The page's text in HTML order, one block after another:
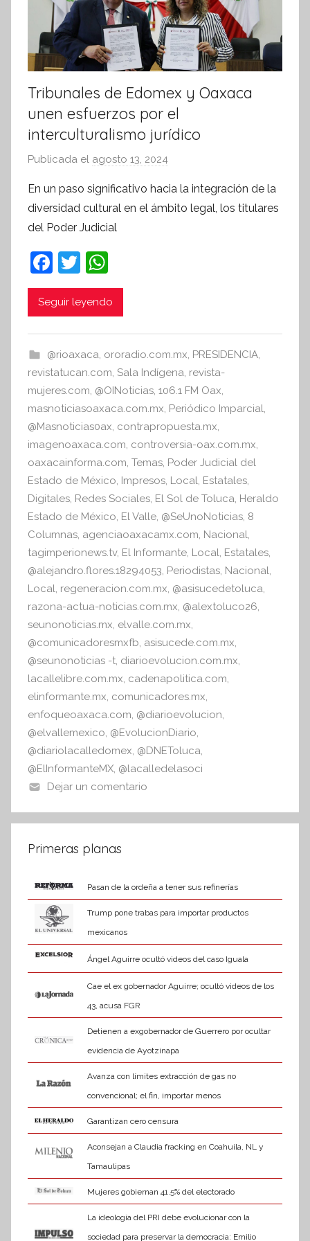
Tribunales de Edomex y Oaxaca
unen esfuerzos por el
interculturalismo jurídico
Publicada el agosto 13, 2024
r
S
I
n
f
o
r
m
a
t
i
v
a
En un paso significativo hacia la integración de la
diversidad cultural en el ámbito legal, los titulares
del Poder Judicial
F
a
c
b
o
o
k
T
w
itt
h
at
A
p
p
Seguir leyendo
@rioaxaca, ororadio.com.mx, PRESIDENCIA,
revistatucan.com, Sala Indígena, revista-
mujeres.com, @OINoticias, 106.1 FM Oax,
masnoticiasoaxaca.com.mx, Periódico Imparcial,
@Masnoticias0ax, contrapropuesta.mx,
imagenoaxaca.com, controversia-oax.com.mx,
oaxacainforma.com, Temas, Poder Judicial del
Estado de México, Impresos, Local, Estatales,
Digitales, Redes Sociales, El Sol de Toluca, Heraldo
Estado de México, El Valle, @SeUnoNoticias, 8
Columnas, agenciaoaxacamx.com, Nacional,
tagimperionews.tv, El Informante, Local, Estatales,
@alejandro.flores.18294053, Periodistas, Nacional,
Local, regeneracion.com.mx, @asisucedetoluca,
razona-actua-noticias.com.mx, @alextoluco26,
seunonoticias.mx, elvalle.com.mx,
@comunicadoresmxfb, asisucede.com.mx,
@seunonoticias -t, diarioevolucion.com.mx,
lacallelibre.com.mx, cadenapolitica.com,
elinformante.mx, comunicadores.mx,
enfoqueoaxaca.com, @diarioevolucion,
@elvallemexico, @EvolucionDiario,
@diariolacalledomex, @DNEToluca,
@ElInformanteMX, @lacalledelasoci
Dejar un comentario
Primeras planas
Pasan de la ordeña a tener sus refinerías
Trump pone trabas para importar productos
mexicanos
Ángel Aguirre ocultó videos del caso Iguala
Cae el ex gobernador Aguirre; ocultó videos de los
43, acusa FGR
Detienen a exgobernador de Guerrero por ocultar
evidencia de Ayotzinapa
Avanza con límites extracción de gas no
convencional; el fin, importar menos
Garantizan cero censura
Aconsejan a Claudia fracking en Coahuila, NL y
Tamaulipas
Mujeres gobiernan 41.5% del electorado
La ideología del PRI debe evolucionar con la
sociedad para preservar la democracia: Emilio